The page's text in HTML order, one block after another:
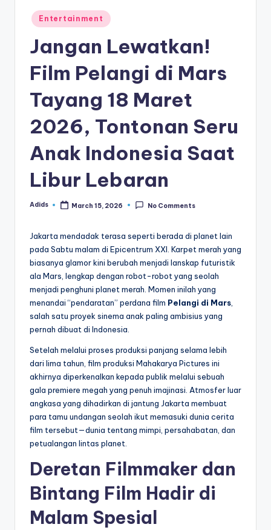
Posted
in
Entertainment
Jangan Lewatkan!
Film Pelangi di Mars
Tayang 18 Maret
2026, Tontonan Seru
Anak Indonesia Saat
Libur Lebaran
Posted
Adids March 15, 2026 No Comments
Jakarta mendadak terasa seperti berada di planet lain
pada Sabtu malam di Epicentrum XXI. Karpet merah yang
biasanya glamor kini berubah menjadi lanskap futuristik
ala Mars, lengkap dengan robot-robot yang seolah
menjadi penghuni planet merah. Momen inilah yang
menandai “pendaratan” perdana film Pelangi di Mars
salah satu proyek sinema anak paling ambisius yang
pernah dibuat di Indonesia.
Setelah melalui proses produksi panjang selama lebih
dari lima tahun, film produksi Mahakarya Pictures ini
akhirnya diperkenalkan kepada publik melalui sebuah
gala premiere megah yang penuh imajinasi. Atmosfer luar
angkasa yang dihadirkan di jantung Jakarta membuat
para tamu undangan seolah ikut memasuki dunia cerita
film tersebut—dunia tentang mimpi, persahabatan, dan
petualangan lintas planet.
Deretan Filmmaker dan
Bintang Film Hadir di
Malam Spesial